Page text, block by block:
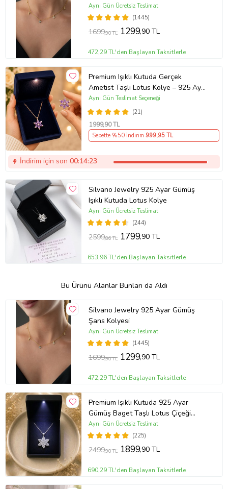
(1445)
Aynı Gün Ücretsiz Teslimat
1699,90 TL 1299,90 TL
472,29 TL'den Başlayan Taksitlerle
Premium Işıklı Kutuda Gerçek
Ametist Taşlı Lotus Kolye – 925 Ayar
Gümüş Kadın Kolye
(21)
Aynı Gün Teslimat Seçeneği
1999,90 TL
Sepette %50 İndirim 999,95 TL
İndirim için son 00:14:22
Silvano Jewelry 925 Ayar Gümüş
Işıklı Kutuda Lotus Kolye
(244)
Aynı Gün Ücretsiz Teslimat
2599,86 TL 1799,90 TL
653,96 TL'den Başlayan Taksitlerle
Bu Ürünü Alanlar Bunları da Aldı
Silvano Jewelry 925 Ayar Gümüş
Şans Kolyesi
(1445)
Aynı Gün Ücretsiz Teslimat
1699,90 TL 1299,90 TL
472,29 TL'den Başlayan Taksitlerle
Premium Işıklı Kutuda 925 Ayar
Gümüş Baget Taşlı Lotus Çiçeği
Kolye
(225)
Aynı Gün Ücretsiz Teslimat
2499,90 TL 1899,90 TL
690,29 TL'den Başlayan Taksitlerle